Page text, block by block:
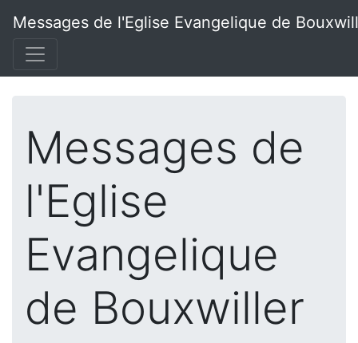
Messages de l'Eglise Evangelique de
Messages de
l'Eglise
Evangelique
de Bouxwiller